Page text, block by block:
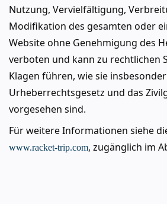
Nutzung, Vervielfältigung,
Modifikation des gesamten oder
Website ohne Genehmigung des
verboten und kann zu rechtlichen
Klagen führen, wie sie
Urheberrechtsgesetz und das
vorgesehen sind.
Für weitere Informationen siehe
www.racket-trip.com, zugänglich im